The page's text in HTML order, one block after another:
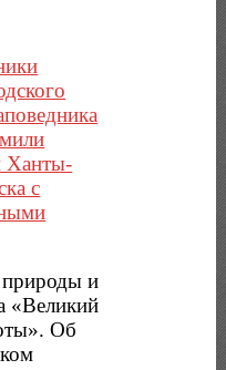
Ханты-
с
и
«Великий
Об